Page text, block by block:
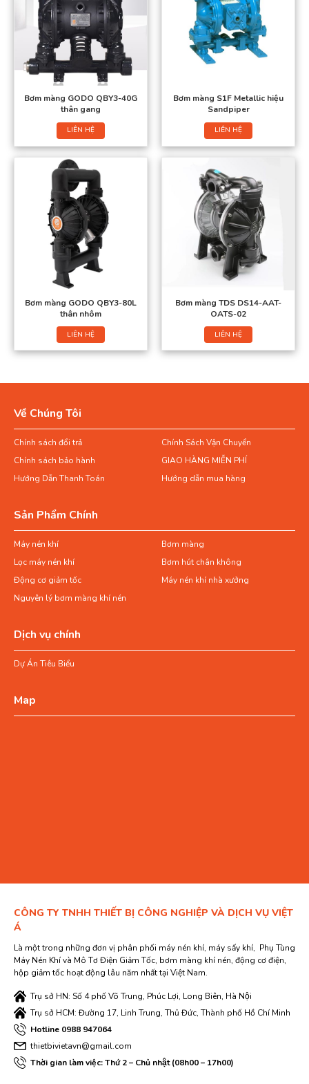
Bơm màng GODO QBY3-40G
thân gang
LIÊN HỆ
Bơm màng S1F Metallic hiệu
Sandpiper
LIÊN HỆ
Bơm màng GODO QBY3-80L
thân nhôm
LIÊN HỆ
Bơm màng TDS DS14-AAT-
OATS-02
LIÊN HỆ
Về Chúng Tôi
Chính sách đổi trả
Chính Sách Vận Chuyển
Chính sách bảo hành
GIAO HÀNG MIỄN PHÍ
Hướng Dẫn Thanh Toán
Hướng dẫn mua hàng
Sản Phẩm Chính
Máy nén khí
Bơm màng
Lọc máy nén khí
Bơm hút chân không
Động cơ giảm tốc
Máy nén khí nhà xưởng
Nguyên lý bơm màng khí nén
Dịch vụ chính
Dự Án Tiêu Biểu
Map
CÔNG TY TNHH THIẾT BỊ CÔNG NGHIỆP VÀ DỊCH VỤ VIỆT
Á
Là một trong những đơn vị phân phối máy nén khí, máy sấy khí, Phụ Tùng
Máy Nén Khí và Mô Tơ Điện Giảm Tốc, bơm màng khí nén, động cơ điện,
hộp giảm tốc hoạt động lâu năm nhất tại Việt Nam.
Trụ sở HN: Số 4 phố Võ Trung, Phúc Lợi, Long Biên, Hà Nội
Trụ sở HCM: Đường 17, Linh Trung, Thủ Đức, Thành phố Hồ Chí Minh
Hotline 0988 947064
thietbivietavn@gmail.com
Thời gian làm việc: Thứ 2 – Chủ nhật (08h00 – 17h00)